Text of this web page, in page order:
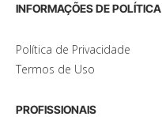
INFORMAÇÕES DE POLÍTICA
Política de Privacidade
Termos de Uso
PROFISSIONAIS